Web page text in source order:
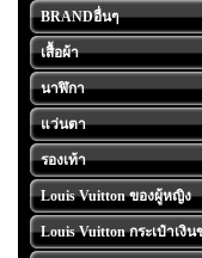
BRANDอื่นๆ
เสื้อผ้า
นาฬิกา
แว่นตา
รองเท้า
Louis Vuitton ของผู้หญิง
Louis Vuitton กระเป๋าเงิ